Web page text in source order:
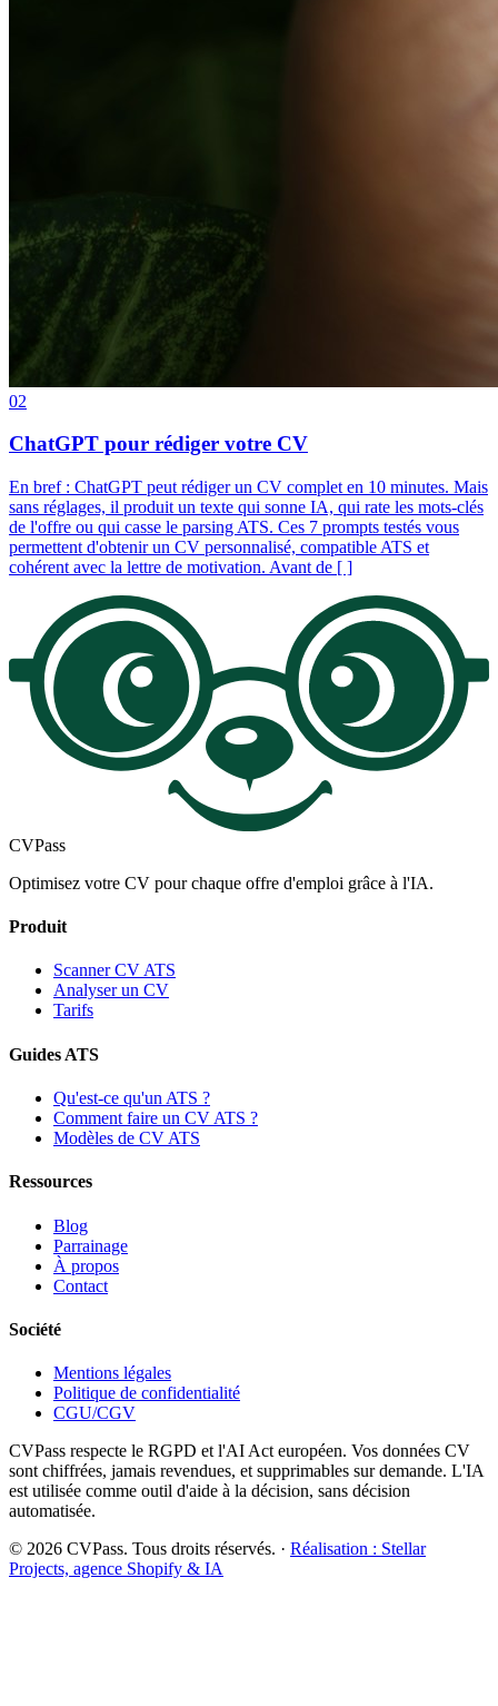
02
ChatGPT pour rédiger votre CV
En bref : ChatGPT peut rédiger un CV complet en 10 minutes. Mais
sans réglages, il produit un texte qui sonne IA, qui rate les mots-clés
de l'offre ou qui casse le parsing ATS. Ces 7 prompts testés vous
permettent d'obtenir un CV personnalisé, compatible ATS et
cohérent avec la lettre de motivation. Avant de [ ]
CVPass
Optimisez votre CV pour chaque offre d'emploi grâce à l'IA.
Produit
Scanner CV ATS
Analyser un CV
Tarifs
Guides ATS
Qu'est-ce qu'un ATS ?
Comment faire un CV ATS ?
Modèles de CV ATS
Ressources
Blog
Parrainage
À propos
Contact
Société
Mentions légales
Politique de confidentialité
CGU/CGV
CVPass respecte le RGPD et l'AI Act européen. Vos données CV
sont chiffrées, jamais revendues, et supprimables sur demande. L'IA
est utilisée comme outil d'aide à la décision, sans décision
automatisée.
© 2026 CVPass. Tous droits réservés. · Réalisation : Stellar
Projects, agence Shopify & IA